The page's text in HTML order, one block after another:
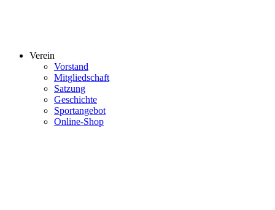
Verein
Vorstand
Mitgliedschaft
Satzung
Geschichte
Sportangebot
Online-Shop